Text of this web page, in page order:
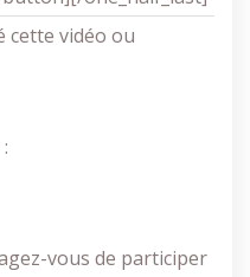
cette vidéo ou
vous de participer